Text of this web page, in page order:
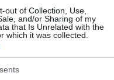
out of Collection, Use,
and/or Sharing of my
that Is Unrelated with the
which it was collected.
mint hatvan
külföldi turnét
1946 óta
nagy sikerrel,